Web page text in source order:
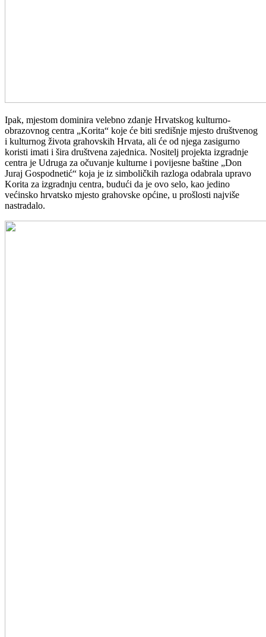
Ipak, mjestom dominira velebno zdanje Hrvatskog kulturno-
obrazovnog centra „Korita“ koje će biti središnje mjesto društvenog
i kulturnog života grahovskih Hrvata, ali će od njega zasigurno
koristi imati i šira društvena zajednica. Nositelj projekta izgradnje
centra je Udruga za očuvanje kulturne i povijesne baštine „Don
Juraj Gospodnetić“ koja je iz simboličkih razloga odabrala upravo
Korita za izgradnju centra, budući da je ovo selo, kao jedino
većinsko hrvatsko mjesto grahovske općine, u prošlosti najviše
nastradalo.